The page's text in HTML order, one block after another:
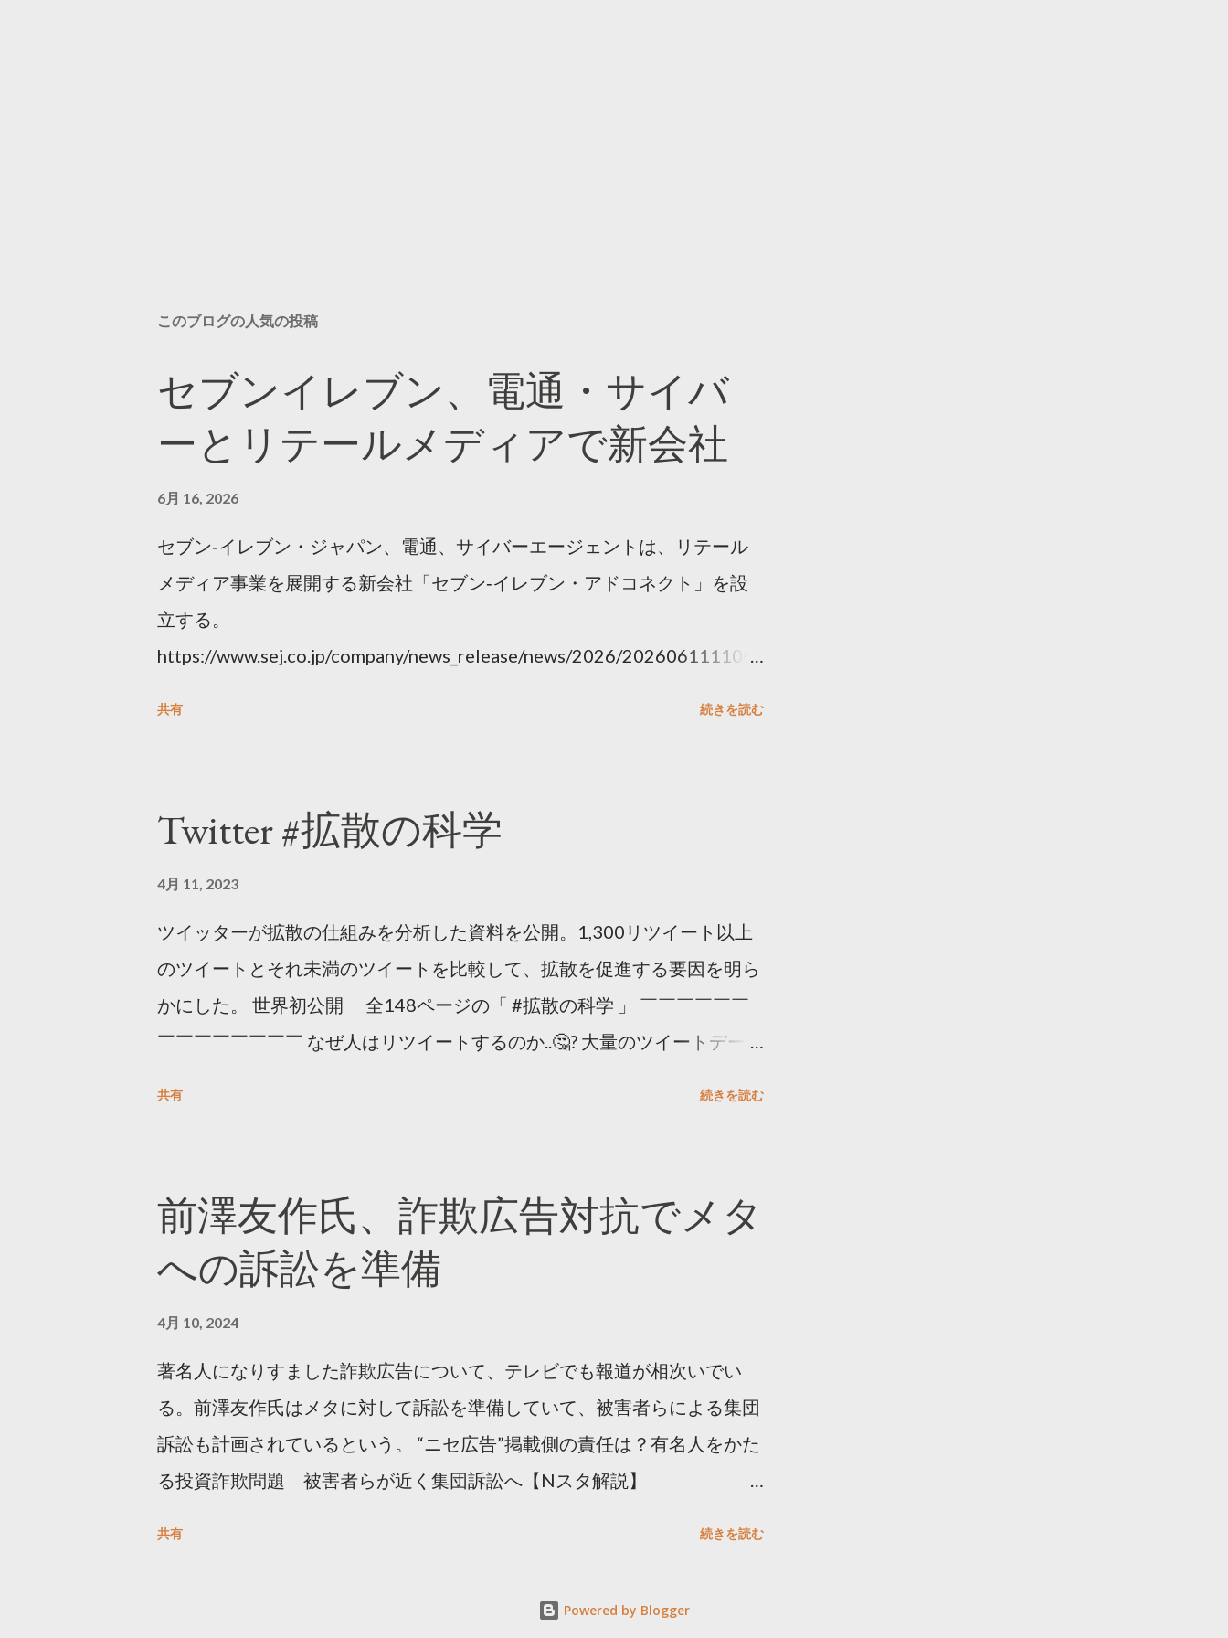
このブログの人気の投稿
セブンイレブン、電通・サイバ
ーとリテールメディアで新会社
6月 16, 2026
セブン‐イレブン・ジャパン、電通、サイバーエージェントは、リテール
メディア事業を展開する新会社「セブン‐イレブン・アドコネクト」を設
立する。
https://www.sej.co.jp/company/news_release/news/2026/202606111100.
共有 続きを読む
Twitter #拡散の科学
4月 11, 2023
ツイッターが拡散の仕組みを分析した資料を公開。1,300リツイート以上
のツイートとそれ未満のツイートを比較して、拡散を促進する要因を明ら
かにした。 世界初公開 全148ページの「 #拡散の科学 」 ￣￣￣￣￣￣
￣￣￣￣￣￣￣￣ なぜ人はリツイートするのか..🤔? 大量のツイートデータ
https://marketing.twitter.com/ja/insights/kakusan
共有 続きを読む
前澤友作氏、詐欺広告対抗でメタ
への訴訟を準備
4月 10, 2024
著名人になりすました詐欺広告について、テレビでも報道が相次いでい
る。前澤友作氏はメタに対して訴訟を準備していて、被害者らによる集団
訴訟も計画されているという。 “ニセ広告”掲載側の責任は？有名人をかた
る投資詐欺問題 被害者らが近く集団訴訟へ【Nスタ解説】
欺広告をめぐり… 前澤氏 メタを訴える準備 https://txbiz.tv-
共有 続きを読む
Powered by Blogger